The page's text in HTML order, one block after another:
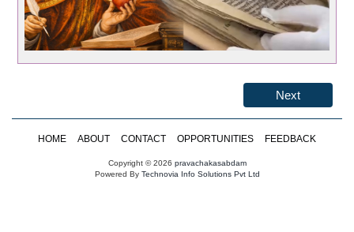
Next
HOME ABOUT CONTACT OPPORTUNITIES FEEDBACK
Copyright © 2026 pravachakasabdam
Powered ByTechnovia Info Solutions Pvt Ltd